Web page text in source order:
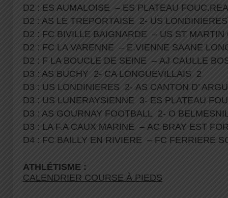
D2 : ES AUMALOISE – ES PLATEAU
D2 : AS LE TREPORTAISE 2- US LONDINIERES
D2 : FC BIVILLE BAIGNARDE – US ST
D2 : FC LA VARENNE – E.VIENNE SAANE
D2 : F LA BOUCLE DE SEINE – AJ CAULLE
D3 : AS BUCHY 2- CA LONGUEVILLAIS 2
D3 : US LONDINIERES 2- AS CANTON D’
D3 : US LUNERAYSIENNE 3- ES PLATEAU
D3 : AS GOURNAY FOOTBALL 2- O
D3 : LA F.A CAUX MARINE – AC BRAY EST
D4 : FC BAILLY EN RIVIERE – FC FERRIERE
ATHLÉTISME :
CALENDRIER COURSE À PIEDS